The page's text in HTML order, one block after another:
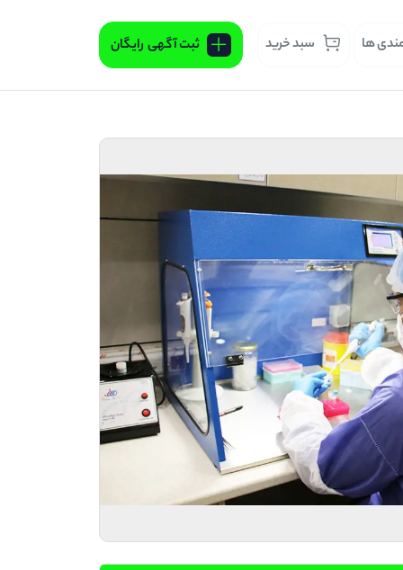
ها سبد خرید ثبت آگهی رایگان